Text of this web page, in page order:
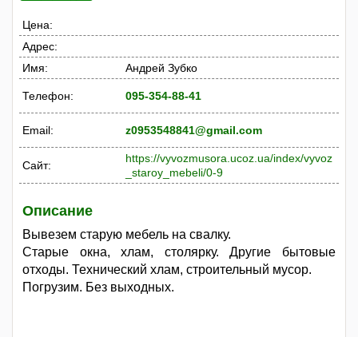
Цена:
Адрес:
Имя:
Андрей Зубко
Телефон: 095-354-88-41
Email: z0953548841@gmail.com
Сайт:
https://vyvozmusora.ucoz.ua/index/vyvoz
_staroy_mebeli/0-9
Описание
Вывезем старую мебель на свалку.
Старые окна, хлам, столярку. Другие бытовые
отходы. Технический хлам, строительный мусор.
Погрузим. Без выходных.